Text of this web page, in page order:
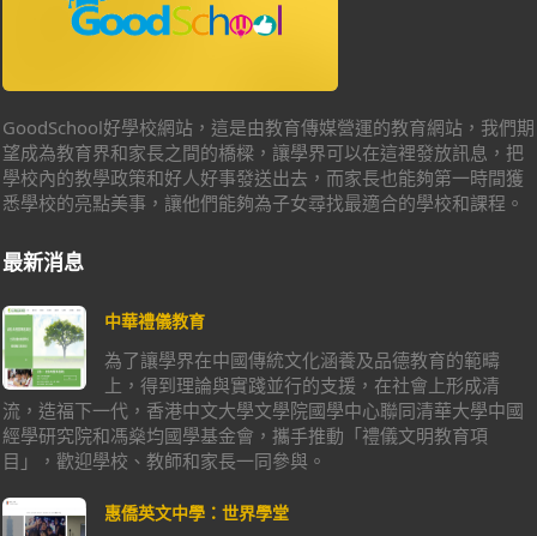
GoodSchool好學校網站，這是由教育傳媒營運的教育網站，我們期
望成為教育界和家長之間的橋樑，讓學界可以在這裡發放訊息，把
學校內的教學政策和好人好事發送出去，而家長也能夠第一時間獲
悉學校的亮點美事，讓他們能夠為子女尋找最適合的學校和課程。
最新消息
中華禮儀教育
為了讓學界在中國傳統文化涵養及品德教育的範疇
上，得到理論與實踐並行的支援，在社會上形成清
流，造福下一代，香港中文大學文學院國學中心聯同清華大學中國
經學研究院和馮燊均國學基金會，攜手推動「禮儀文明教育項
目」，歡迎學校、教師和家長一同參與。
惠僑英文中學：世界學堂